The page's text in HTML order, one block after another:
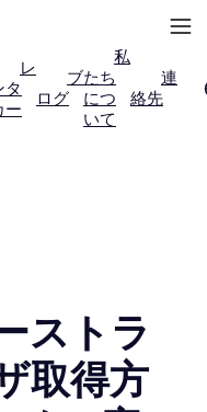
レ
タ
ー
ブ
ログ
私
たち
につ
いて
連
絡先
ストラ
取得方